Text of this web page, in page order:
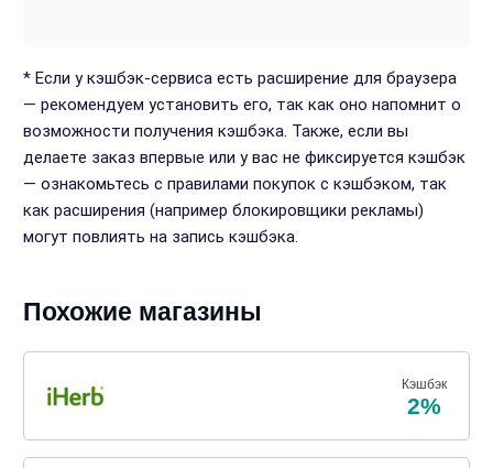
* Если у кэшбэк-сервиса есть расширение для браузера
— рекомендуем установить его, так как оно напомнит о
возможности получения кэшбэка. Также, если вы
делаете заказ впервые или у вас не фиксируется кэшбэк
— ознакомьтесь с правилами покупок с кэшбэком, так
как расширения (например блокировщики рекламы)
могут повлиять на запись кэшбэка.
Похожие магазины
Кэшбэк
2%